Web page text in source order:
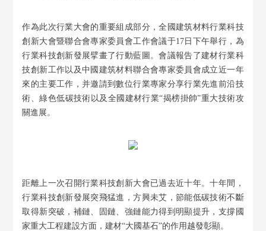
作為此次行業大會的重要組成部分，全國建筑材料行業科技
創新大會暨聯合會專家委員會工作會議于17日下午舉行，為
行業科技創新發展擘畫了行動藍圖。會議報告了建材行業科
技創新工作以及中國建筑材料聯合會專家委員會成立近一年
來的主要工作，并邀請到數位行業專家分享行業先進前沿技
術、綠色低碳技術以及全國建材行業“揭榜掛帥”重大技術攻
關進展。
距離上一次召開行業科技創新大會已過去近十年。十年間，
行業科技創新發展突飛猛進，方興未艾，節能低碳技術不斷
取得新突破，補鏈、固鏈、強鏈能力得到明顯提升，支撐國
家重大工程建設方面，建材“大國基石”的作用越發彰顯。